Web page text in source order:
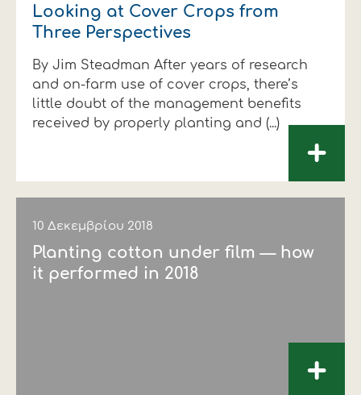
Looking at Cover Crops from
Three Perspectives
By Jim Steadman After years of research
and on-farm use of cover crops, there’s
little doubt of the management benefits
received by properly planting and (...)
+
10 Δεκεμβρίου 2018
Planting cotton under film — how
it performed in 2018
+